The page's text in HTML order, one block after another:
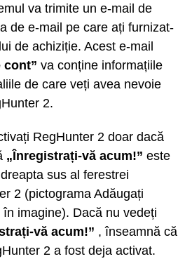
va trimite un e-mail de
de e-mail pe care ați furnizat-
de achiziție. Acest e-mail
cont” va conține informațiile
de care veți avea nevoie
2.
RegHunter 2 doar dacă
„Înregistrați-vă acum!” este
sus al ferestrei
2 (pictograma Adăugați
imagine). Dacă nu vedeți
vă acum!” , înseamnă că
2 a fost deja activat.